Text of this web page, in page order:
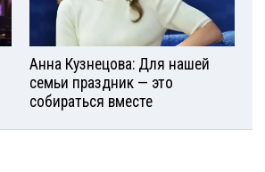
Анна Кузнецова: Для нашей
семьи праздник — это
собираться вместе